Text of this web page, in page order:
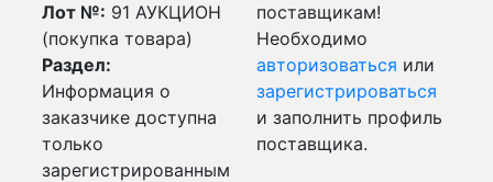
Лот №: 91 АУКЦИОН
(покупка товара)
Раздел:
Информация о
заказчике доступна
только
зарегистрированным
поставщикам!
Необходимо
авторизоваться или
зарегистрироваться
и заполнить профиль
поставщика.